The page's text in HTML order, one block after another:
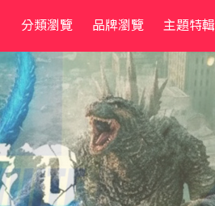
分類瀏覽 品牌瀏覽 主題特輯